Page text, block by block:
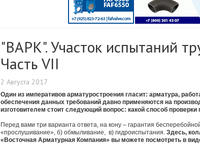
"ВАРК". Участок испытаний
Часть VII
2 Августа 2017
Один из императивов арматуростроения гласит: арматура,
обеспечения данных требований давно применяются на
изготовителем стоит следующий вопрос: какой способ
Перед вами три варианта ответа, на кону – гарантия
«прослушивание», б) обмыливание, в) гидроиспытания. Здесь,
«Восточная Арматурная Компания» вы можете посмотреть в